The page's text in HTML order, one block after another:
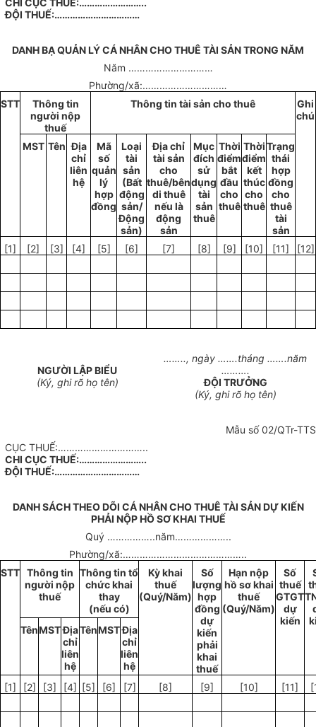
CHI CỤC THUẾ:……………………..
ĐỘI THUẾ:……………………………
DANH BẠ QUẢN LÝ CÁ NHÂN CHO THUÊ TÀI SẢN TRONG NĂM
Năm …………………………
Phường/xã:…………………………
STT
Thông tin
người nộp
thuế
Thông tin tài sản cho thuê Ghi
chú
MST Tên Địa
chỉ
liên
hệ
Mã
số
quản
lý
hợp
đồng
Loại
tài
sản
(Bất
động
sản/
Động
sản)
Địa chỉ
tài sản
cho
thuê/bên
di thuê
nếu là
động
sản
Mục
đích
sử
dụng
tài
sản
thuê
Thời
điểm
bắt
đầu
cho
thuê
Thời
điểm
kết
thúc
cho
thuê
Trạng
thái
hợp
đồng
cho
thuê
tài
sản
[1]
[2] [3] [4] [5] [6] [7] [8] [9] [10] [11] [12]
NGƯỜI LẬP BIỂU
(Ký, ghi rõ họ tên)
…….., ngày …….tháng …….năm
……….
ĐỘI TRƯỞNG
(Ký, ghi rõ họ tên)
Mẫu số 02/QTr-TTS
CỤC THUẾ:…………………………..
CHI CỤC THUẾ:……………………..
ĐỘI THUẾ:……………………………
DANH SÁCH THEO DÕI CÁ NHÂN CHO THUÊ TÀI SẢN DỰ KIẾN
PHẢI NỘP HỒ SƠ KHAI THUẾ
Quý ……………..năm………………..
Phường/xã:……………………………………..
STT Thông tin
người nộp
thuế
Thông tin tổ
chức khai
thay
(nếu có)
Kỳ khai
thuế
(Quý/Năm)
Số
lượng
hợp
đồng
dự
kiến
phải
khai
thuế
Hạn nộp
hồ sơ khai
thuế
(Quý/Năm)
Số
thuế
GTGT
dự
kiến
TênMSTĐịa
chỉ
liên
hệ
TênMSTĐịa
chỉ
liên
hệ
[1]
[2] [3] [4] [5] [6] [7] [8] [9] [10] [11]